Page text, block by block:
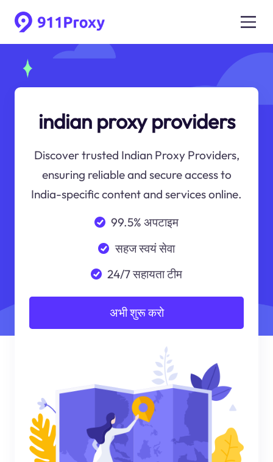
indian proxy providers
Discover trusted Indian Proxy Providers,
ensuring reliable and secure access to
India-specific content and services online.
99.5% अपटाइम
सहज स्वयं सेवा
24/7 सहायता टीम
अभी शुरू करो